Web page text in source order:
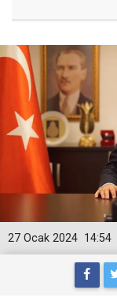
14:54
27 Ocak 2024